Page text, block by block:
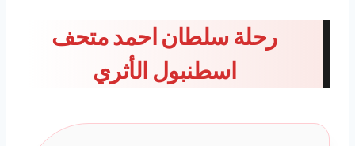
رحلة سلطان احمد متحف
اسطنبول الأثري